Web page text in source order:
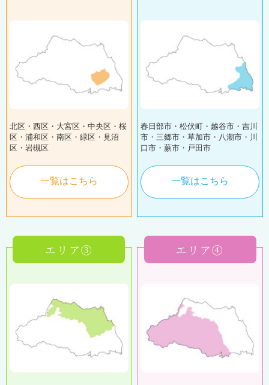
北区・西区・大宮区・中央区・桜
区・浦和区・南区・緑区・見沼
区・岩槻区
一覧はこちら
春日部市・松伏町・越谷市・吉川
市・三郷市・草加市・八潮市・川
口市・蕨市・戸田市
一覧はこちら
エリア③ エリア④